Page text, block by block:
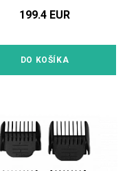
199.4 EUR
DO KOŠÍKA